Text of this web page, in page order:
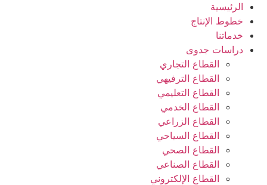
الرئيسية
خطوط الإنتاج
خدماتنا
دراسات جدوى
القطاع التجاري
القطاع الترفيهي
القطاع التعليمي
القطاع الخدمي
القطاع الزراعي
القطاع السياحي
القطاع الصحي
القطاع الصناعي
القطاع الإلكتروني